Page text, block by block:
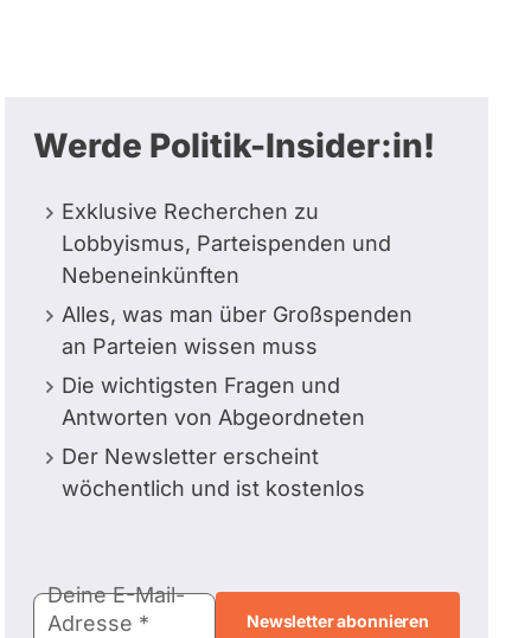
Werde Politik-Insider:in!
Exklusive Recherchen zu
Lobbyismus, Parteispenden und
Nebeneinkünften
Alles, was man über Großspenden
an Parteien wissen muss
Die wichtigsten Fragen und
Antworten von Abgeordneten
Der Newsletter erscheint
wöchentlich und ist kostenlos
Mail-
Deine E-Mail-
Adresse